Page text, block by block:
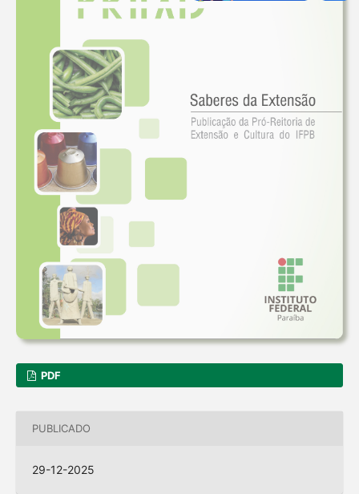
PDF
PUBLICADO
29-12-2025